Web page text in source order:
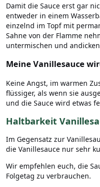
Damit die Sauce erst gar
entweder in einem
einzelnd im Topf mit
Sahne von der Flamme
untermischen und
Meine Vanillesauce
Keine Angst, im warmen
flüssiger, als wenn sie
und die Sauce wird etwas
Haltbarkeit
Im Gegensatz zur
die Vanillesauce nur sehr
Wir empfehlen euch, die
Folgetag zu verbrauchen.